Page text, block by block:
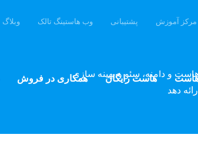
همکاری در فروش هاست رایگان هاست
وبلاگ وب هاستینگ تالک پشتیبانی مرکز آموزش
و دامنه، سئو و بهینه سازی